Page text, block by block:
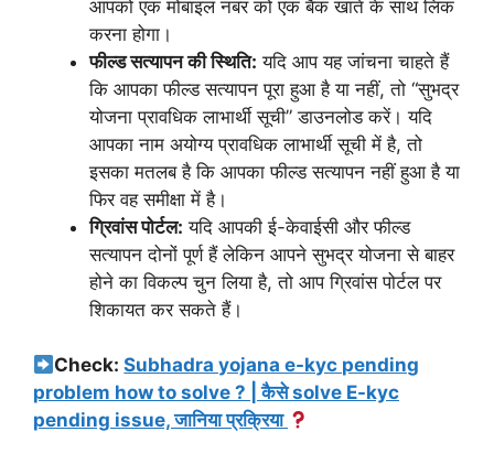
आपको एक मोबाइल नंबर को एक बैंक खाते के साथ लिंक
करना होगा।
फील्ड सत्यापन की स्थिति: यदि आप यह जांचना चाहते हैं
कि आपका फील्ड सत्यापन पूरा हुआ है या नहीं, तो “सुभद्र
योजना प्रावधिक लाभार्थी सूची” डाउनलोड करें। यदि
आपका नाम अयोग्य प्रावधिक लाभार्थी सूची में है, तो
इसका मतलब है कि आपका फील्ड सत्यापन नहीं हुआ है या
फिर वह समीक्षा में है।
ग्रिवांस पोर्टल: यदि आपकी ई-केवाईसी और फील्ड
सत्यापन दोनों पूर्ण हैं लेकिन आपने सुभद्र योजना से बाहर
होने का विकल्प चुन लिया है, तो आप ग्रिवांस पोर्टल पर
शिकायत कर सकते हैं।
Check:Subhadra yojana e-kyc pending
problem how to solve ? | कैसे solve E-kyc
pending issue, जानिया प्रक्रिया